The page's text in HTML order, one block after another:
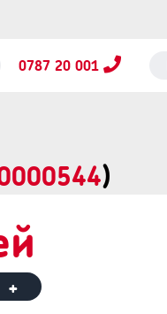
0787 20 001
)
+